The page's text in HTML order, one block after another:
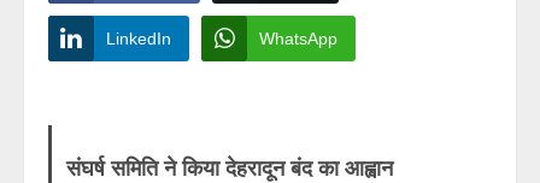
LinkedIn WhatsApp
संघर्ष समिति ने किया देहरादून बंद का आह्वान